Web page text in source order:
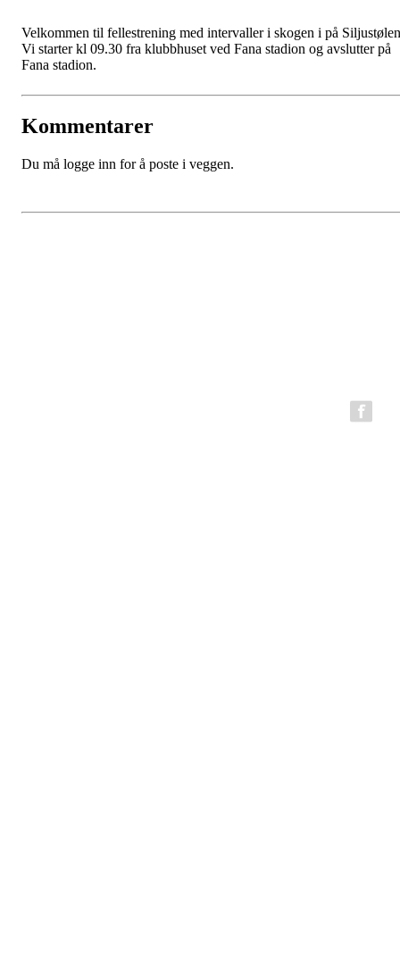
Velkommen til fellestrening med intervaller i skogen i på
Vi starter kl 09.30 fra klubbhuset ved Fana stadion og avslutter på
Fana stadion.
Kommentarer
Du må logge inn for å poste i veggen.